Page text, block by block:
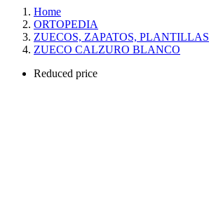
Home
ORTOPEDIA
ZUECOS, ZAPATOS, PLANTILLAS
ZUECO CALZURO BLANCO
Reduced price